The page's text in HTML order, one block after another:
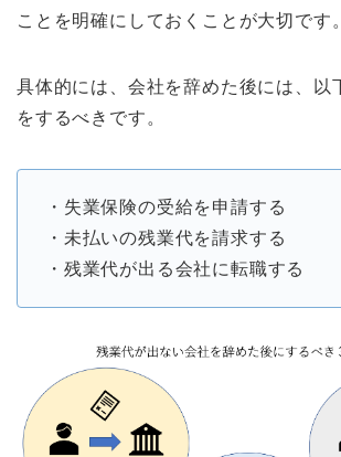
ことを明確にしておくことが大切です。
具体的には、会社を辞めた後には、以
をするべきです。
・失業保険の受給を申請する
・未払いの残業代を請求する
・残業代が出る会社に転職する